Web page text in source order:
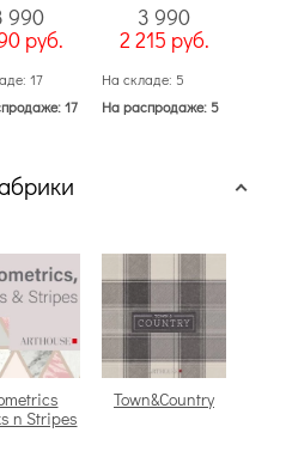
990
руб.
17
17
3 990
2 215 руб.
На складе: 5
На распродаже: 5
n Stripes
Town&Country